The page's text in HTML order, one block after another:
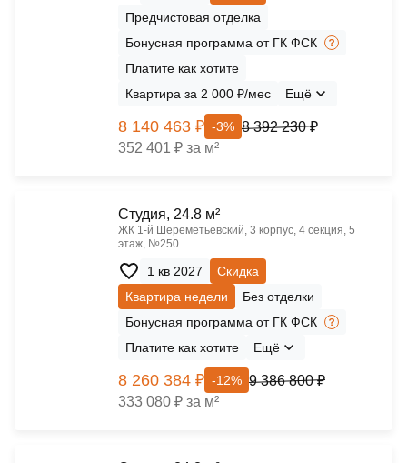
Предчистовая отделка
Бонусная программа от ГК ФСК
Платите как хотите
Квартира за 2 000 ₽/мес
Ещё
8 140 463 ₽ -3% 8 392 230 ₽
352 401 ₽ за м²
Cтудия, 24.8 м²
ЖК 1‑й Шереметьевский, 3 корпус, 4 секция, 5
этаж, №250
1 кв 2027
Скидка
Квартира недели
Без отделки
Бонусная программа от ГК ФСК
Платите как хотите
Ещё
8 260 384 ₽ -12% 9 386 800 ₽
333 080 ₽ за м²